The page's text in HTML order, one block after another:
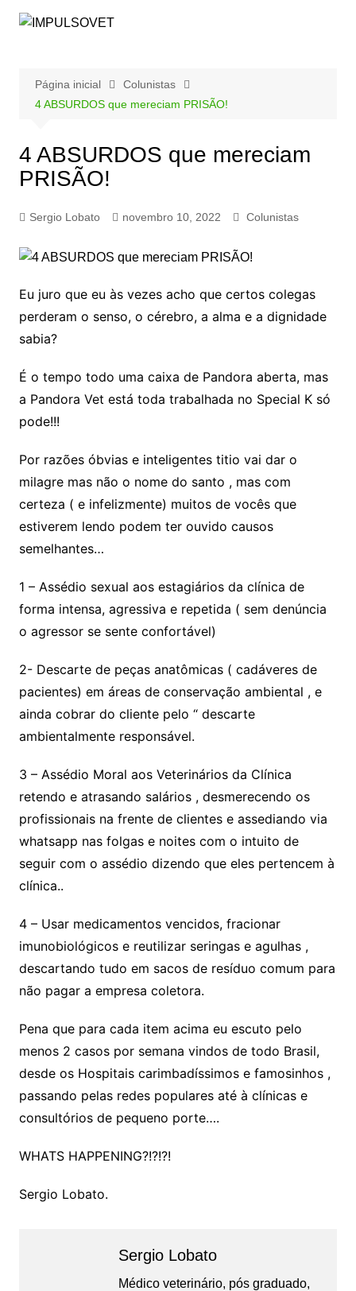
para
Página inicial
Colunistas
4 ABSURDOS que mereciam PRISÃO!
4 ABSURDOS que mereciam
PRISÃO!
Sergio Lobato novembro 10, 2022 Colunistas
Eu juro que eu às vezes acho que certos colegas
perderam o senso, o cérebro, a alma e a dignidade
sabia?
É o tempo todo uma caixa de Pandora aberta, mas
a Pandora Vet está toda trabalhada no Special K só
pode!!!
Por razões óbvias e inteligentes titio vai dar o
milagre mas não o nome do santo , mas com
certeza ( e infelizmente) muitos de vocês que
estiverem lendo podem ter ouvido causos
semelhantes…
1 – Assédio sexual aos estagiários da clínica de
forma intensa, agressiva e repetida ( sem denúncia
o agressor se sente confortável)
2- Descarte de peças anatômicas ( cadáveres de
pacientes) em áreas de conservação ambiental , e
ainda cobrar do cliente pelo “ descarte
ambientalmente responsável.
3 – Assédio Moral aos Veterinários da Clínica
retendo e atrasando salários , desmerecendo os
profissionais na frente de clientes e assediando via
whatsapp nas folgas e noites com o intuito de
seguir com o assédio dizendo que eles pertencem à
clínica..
4 – Usar medicamentos vencidos, fracionar
imunobiológicos e reutilizar seringas e agulhas ,
descartando tudo em sacos de resíduo comum para
não pagar a empresa coletora.
Pena que para cada item acima eu escuto pelo
menos 2 casos por semana vindos de todo Brasil,
desde os Hospitais carimbadíssimos e famosinhos ,
passando pelas redes populares até à clínicas e
consultórios de pequeno porte….
WHATS HAPPENING?!?!?!
Sergio Lobato.
Sergio Lobato
Médico veterinário, pós graduado,